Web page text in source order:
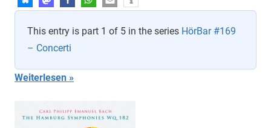
This entry is part 1 of 5 in the series HörBar #169
– Concerti
Weiterlesen